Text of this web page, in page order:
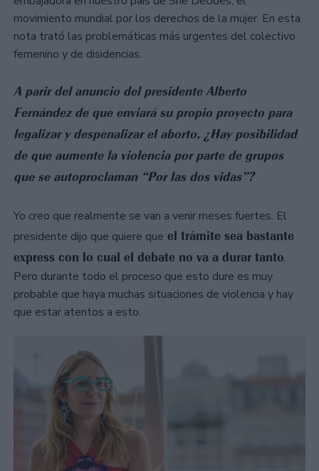
movimiento mundial por los derechos de la mujer. En esta
nota trató las problemáticas más urgentes del colectivo
femenino y de disidencias.
A parir del anuncio del presidente Alberto
Fernández de que enviará su propio proyecto para
legalizar y despenalizar el aborto, ¿Hay posibilidad
de que aumente la violencia por parte de grupos
que se autoproclaman “Por las dos vidas”?
Yo creo que realmente se van a venir meses fuertes. El
presidente dijo que quiere que el trámite sea bastante
express con lo cual el debate no va a durar tanto.
Pero durante todo el proceso que esto dure es muy
probable que haya muchas situaciones de violencia y hay
que estar atentos a esto.